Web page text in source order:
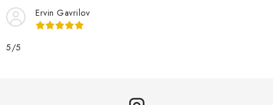
Ervin Gavrilov
5/5